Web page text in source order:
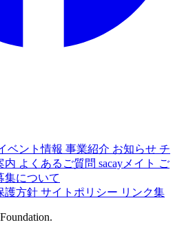
ベント情報 事業紹介 お知らせ チ
内 よくあるご質問 sacayメイト ご
集について
護方針 サイトポリシー リンク集